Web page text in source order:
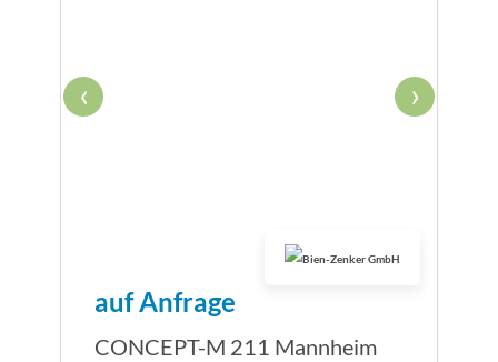
‹ ›
auf Anfrage
CONCEPT-M 211 Mannheim